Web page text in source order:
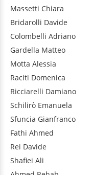
Massetti Chiara
Bridarolli Davide
Colombelli Adriano
Gardella Matteo
Motta Alessia
Raciti Domenica
Ricciarelli Damiano
Schilirò Emanuela
Sfuncia Gianfranco
Fathi Ahmed
Rei Davide
Shafiei Ali